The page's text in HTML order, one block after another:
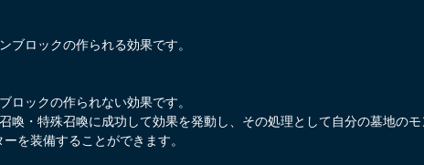
ブロックの作られる効果です。
ロックの作られない効果です。
喚・特殊召喚に成功して効果を発動し、その処理として自分の墓地の
を装備することができます。